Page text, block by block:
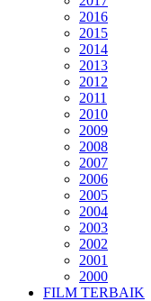
2016
2015
2014
2013
2012
2011
2010
2009
2008
2007
2006
2005
2004
2003
2002
2001
2000
FILM TERBAIK